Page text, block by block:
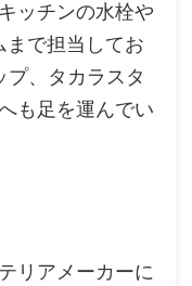
ッチンの水栓や
まで担当してお
プ、タカラスタ
も足を運んでい
リアメーカーに